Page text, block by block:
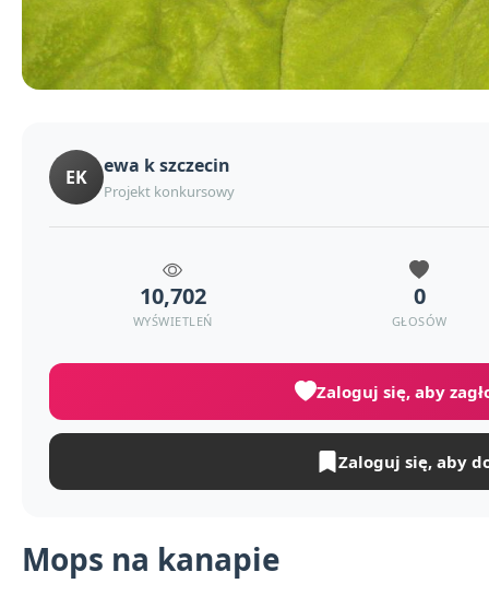
Mops na kanapie
EK ewa k szczecin
Projekt konkursowy
10,702
WYŚWIETLEŃ
0
GŁOSÓW
Zaloguj się, aby
Zaloguj się, aby